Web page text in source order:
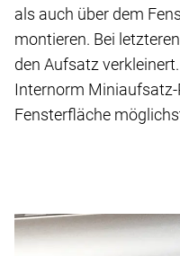
als auch über dem
montieren. Bei
den Aufsatz
Internorm Miniaufsatz-
Fensterfläche